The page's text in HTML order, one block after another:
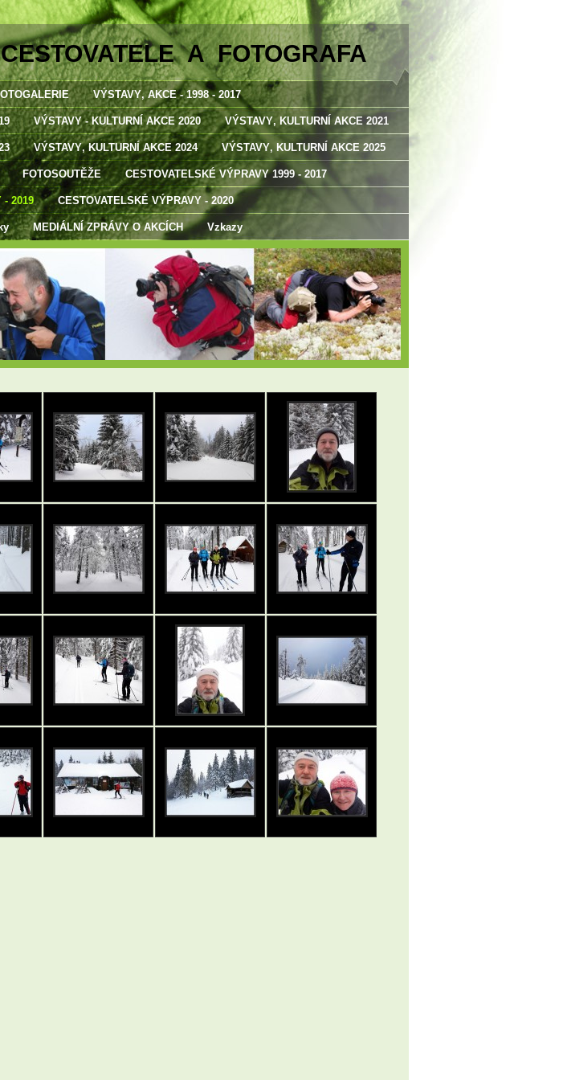
A FOTOGRAFA
VÝSTAVY‚ AKCE - 1998 - 2017
VÝSTAVY - KULTURNÍ AKCE 2020 VÝSTAVY‚ KULTURNÍ AKCE 2021
VÝSTAVY‚ KULTURNÍ AKCE 2024 VÝSTAVY‚ KULTURNÍ AKCE 2025
FOTOSOUTĚŽE CESTOVATELSKÉ VÝPRAVY 1999 - 2017
- 2019 CESTOVATELSKÉ VÝPRAVY - 2020
MEDIÁLNÍ ZPRÁVY O AKCÍCH Vzkazy